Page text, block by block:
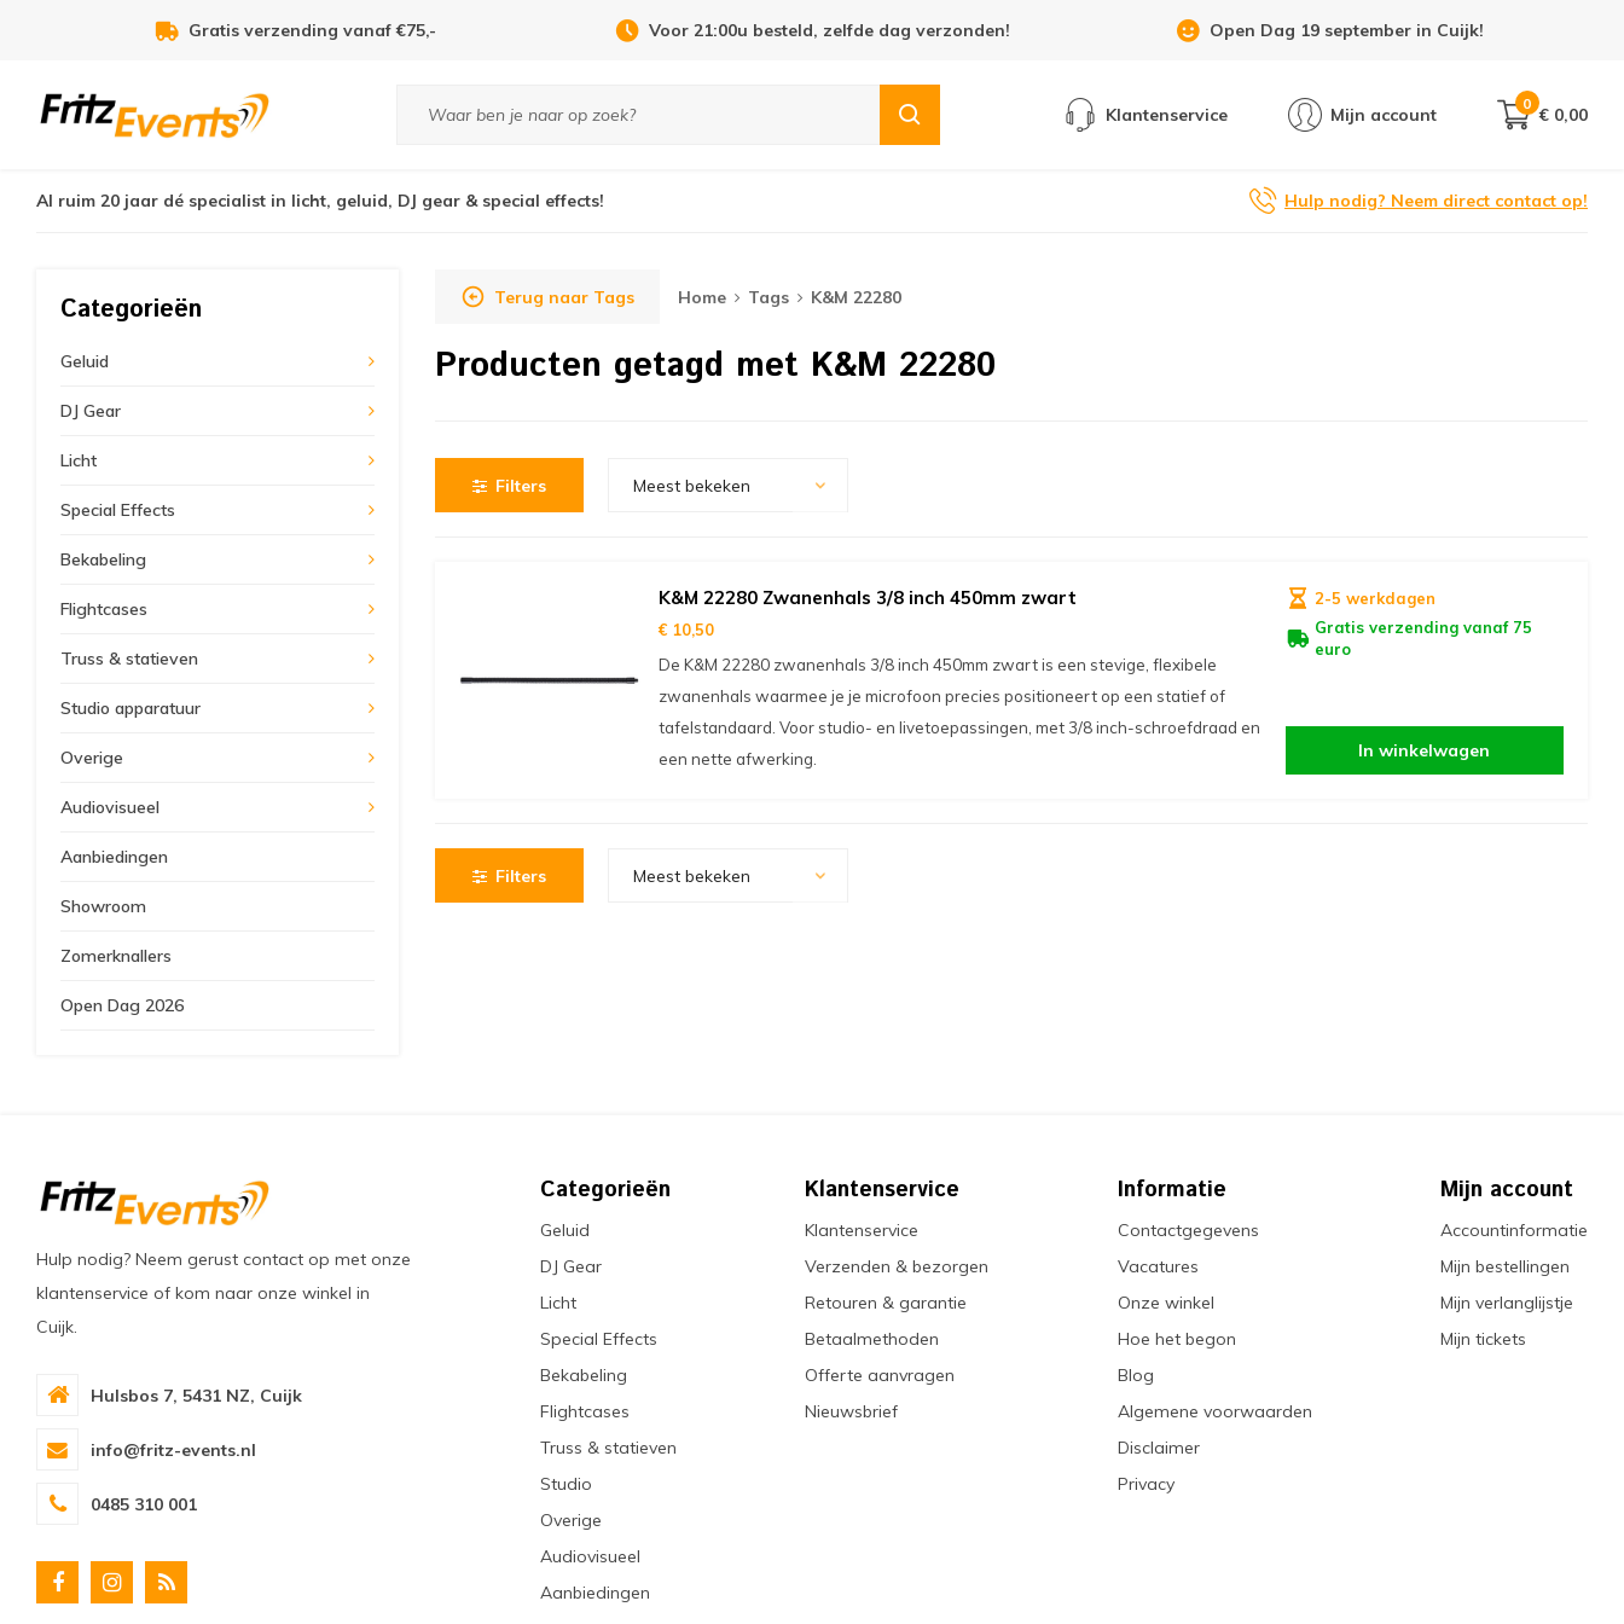
Gratis verzending vanaf €75,- Voor 21:00u besteld, zelfde dag verzonden! Open Dag 19 september in Cuijk!
Klantenservice Mijn account
0
€ 0,00
Al ruim 20 jaar dé specialist in licht, geluid, DJ gear & special effects! Hulp nodig? Neem direct contact op!
Categorieën
Geluid
DJ Gear
Licht
Special Effects
Bekabeling
Flightcases
Truss & statieven
Studio apparatuur
Overige
Audiovisueel
Aanbiedingen
Showroom
Zomerknallers
Open Dag 2026
Terug naar Tags Home Tags K&M 22280
Producten getagd met K&M 22280
Filters Meest bekeken
K&M 22280 Zwanenhals 3/8 inch 450mm zwart
€ 10,50
De K&M 22280 zwanenhals 3/8 inch 450mm zwart is een stevige, flexibele
zwanenhals waarmee je je microfoon precies positioneert op een statief of
tafelstandaard. Voor studio- en livetoepassingen, met 3/8 inch-schroefdraad en
een nette afwerking.
2-5 werkdagen
Gratis verzending vanaf 75
euro
In winkelwagen
Filters Meest bekeken
Hulp nodig? Neem gerust contact op met onze
klantenservice of kom naar onze winkel in
Cuijk.
Hulsbos 7, 5431 NZ, Cuijk
info@fritz-events.nl
0485 310 001
Categorieën
Geluid
DJ Gear
Licht
Special Effects
Bekabeling
Flightcases
Truss & statieven
Studio
Overige
Audiovisueel
Aanbiedingen
Klantenservice
Klantenservice
Verzenden & bezorgen
Retouren & garantie
Betaalmethoden
Offerte aanvragen
Nieuwsbrief
Informatie
Contactgegevens
Vacatures
Onze winkel
Hoe het begon
Blog
Algemene voorwaarden
Disclaimer
Privacy
Mijn account
Accountinformatie
Mijn bestellingen
Mijn verlanglijstje
Mijn tickets